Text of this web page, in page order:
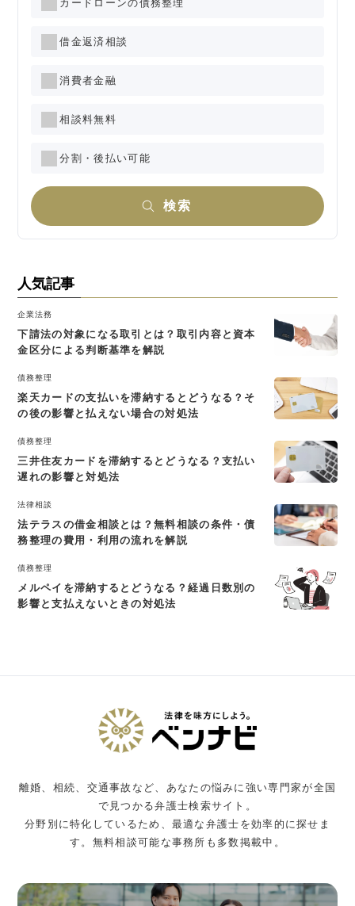
カードローンの債務整理
借金返済相談
消費者金融
相談料無料
分割・後払い可能
検索
人気記事
企業法務
下請法の対象になる取引とは？取引内容と資本
金区分による判断基準を解説
債務整理
楽天カードの支払いを滞納するとどうなる？そ
の後の影響と払えない場合の対処法
債務整理
三井住友カードを滞納するとどうなる？支払い
遅れの影響と対処法
法律相談
法テラスの借金相談とは？無料相談の条件・債
務整理の費用・利用の流れを解説
債務整理
メルペイを滞納するとどうなる？経過日数別の
影響と支払えないときの対処法
離婚、相続、交通事故など、あなたの悩みに強い専門家が全国
で見つかる弁護士検索サイト。
分野別に特化しているため、最適な弁護士を効率的に探せま
す。無料相談可能な事務所も多数掲載中。